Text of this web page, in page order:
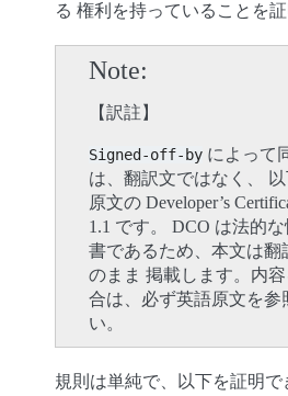
る 権利を持っていることを証
Note
【訳註】
Signed-off-by によって
は、翻訳文ではなく、
原文の Developer’s
1.1 です。 DCO は法的
書であるため、本文は翻
のまま 掲載します。内
合は、必ず英語原文を参
い。
規則は単純で、以下を証明で